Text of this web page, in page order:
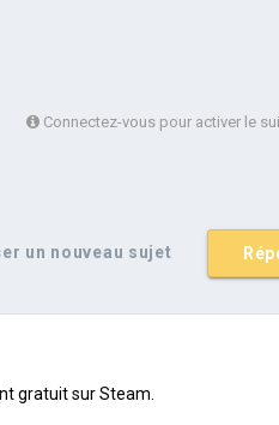
Connectez-vous pour activer le
un nouveau sujet
gratuit sur Steam.